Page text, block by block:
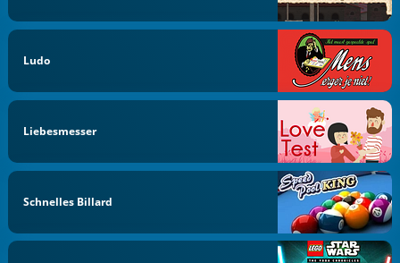
Ludo
Liebesmesser
Schnelles Billard